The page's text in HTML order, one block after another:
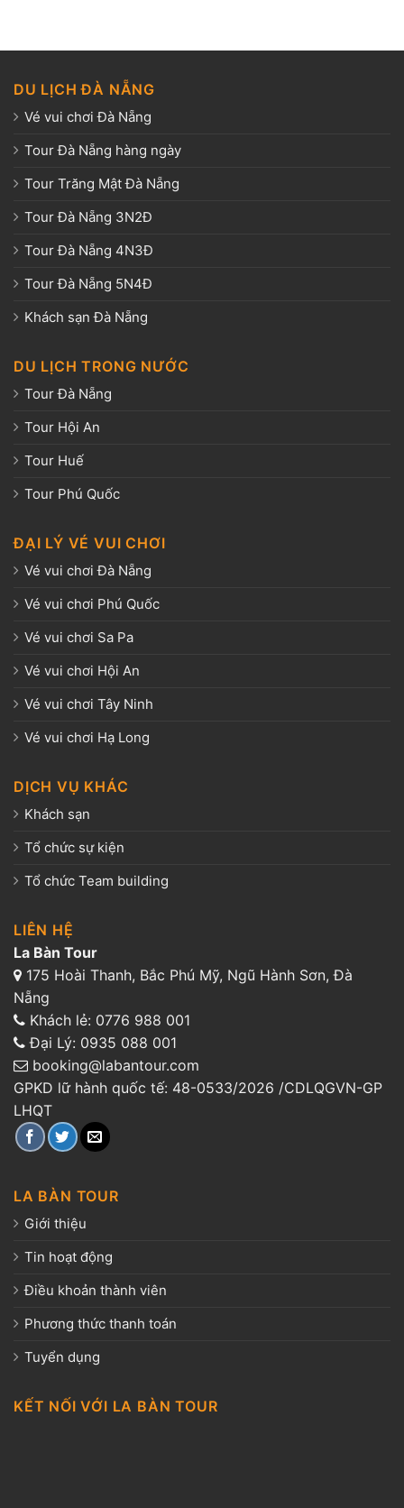
DU LỊCH ĐÀ NẴNG
Vé vui chơi Đà Nẵng
Tour Đà Nẵng hàng ngày
Tour Trăng Mật Đà Nẵng
Tour Đà Nẵng 3N2Đ
Tour Đà Nẵng 4N3Đ
Tour Đà Nẵng 5N4Đ
Khách sạn Đà Nẵng
DU LỊCH TRONG NƯỚC
Tour Đà Nẵng
Tour Hội An
Tour Huế
Tour Phú Quốc
ĐẠI LÝ VÉ VUI CHƠI
Vé vui chơi Đà Nẵng
Vé vui chơi Phú Quốc
Vé vui chơi Sa Pa
Vé vui chơi Hội An
Vé vui chơi Tây Ninh
Vé vui chơi Hạ Long
DỊCH VỤ KHÁC
Khách sạn
Tổ chức sự kiện
Tổ chức Team building
LIÊN HỆ
La Bàn Tour
175 Hoài Thanh, Bắc Phú Mỹ, Ngũ Hành Sơn, Đà
Nẵng
Khách lẻ: 0776 988 001
Đại Lý: 0935 088 001
booking@labantour.com
GPKD lữ hành quốc tế: 48-0533/2026 /CDLQGVN-GP
LHQT
LA BÀN TOUR
Giới thiệu
Tin hoạt động
Điều khoản thành viên
Phương thức thanh toán
Tuyển dụng
KẾT NỐI VỚI LA BÀN TOUR